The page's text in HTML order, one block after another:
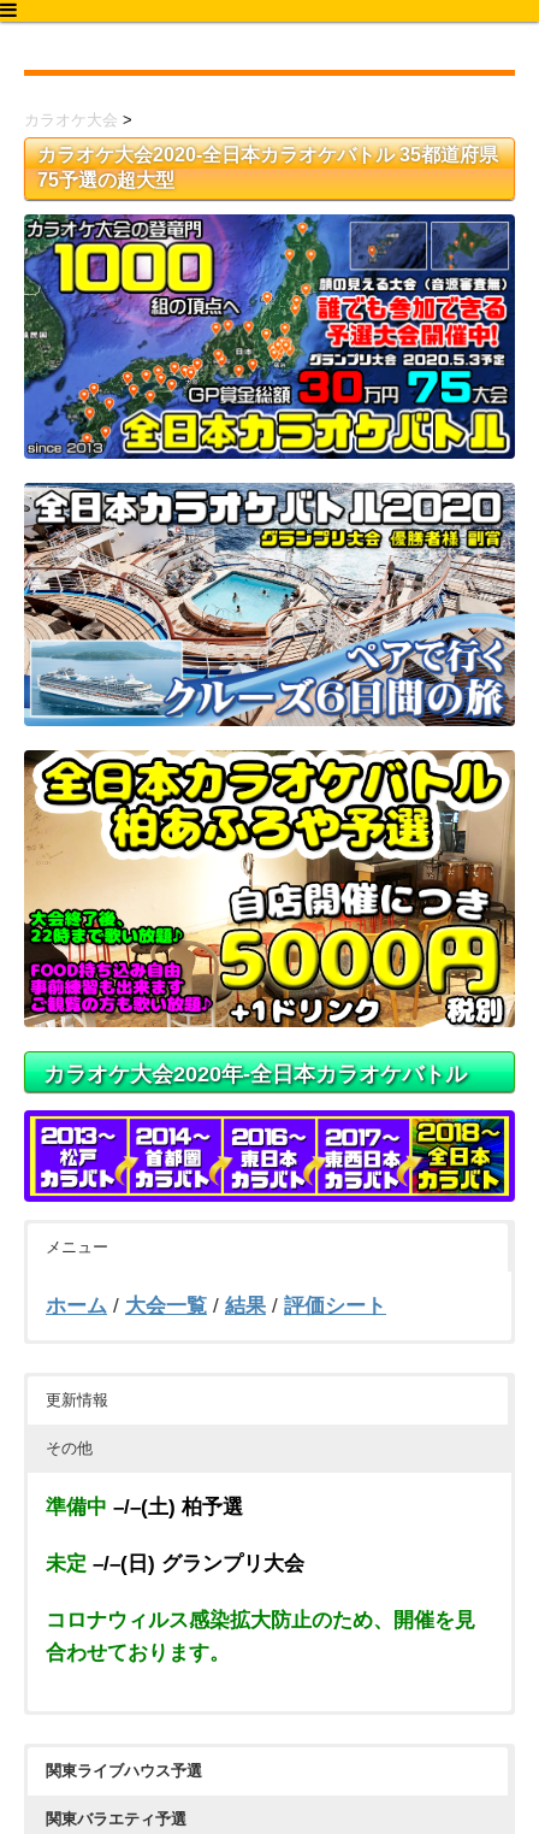
カラオケ大会 >
カラオケ大会2020-全日本カラオケバトル 35都道府県
75予選の超大型
カラオケ大会2020年-全日本カラオケバトル
メニュー
ホーム / 大会一覧 / 結果 / 評価シート
更新情報
その他
準備中 –/–(土) 柏予選
未定 –/–(日) グランプリ大会
コロナウィルス感染拡大防止のため、開催を見
合わせております。
・主催者紹介
・テレビ番組の出場者募集情報
関東ライブハウス予選
関東バラエティ予選